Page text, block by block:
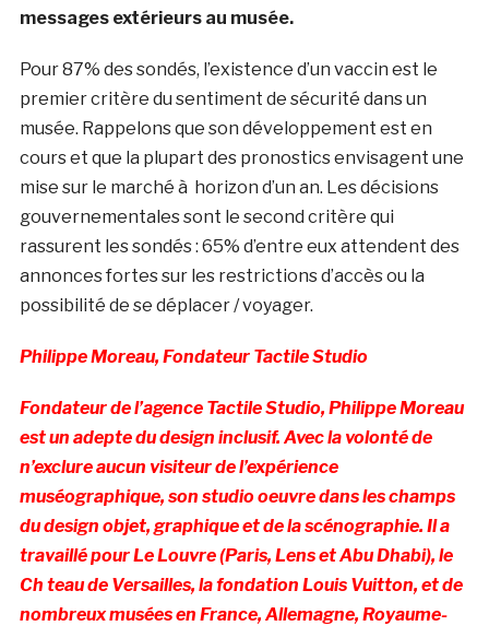
messages extérieurs au musée.
Pour 87% des sondés, l’existence d’un vaccin est le
premier critère du sentiment de sécurité dans un
musée. Rappelons que son développement est en
cours et que la plupart des pronostics envisagent une
mise sur le marché à horizon d’un an. Les décisions
gouvernementales sont le second critère qui
rassurent les sondés : 65% d’entre eux attendent des
annonces fortes sur les restrictions d’accès ou la
possibilité de se déplacer / voyager.
Philippe Moreau, Fondateur Tactile Studio
Fondateur de l’agence Tactile Studio, Philippe Moreau
est un adepte du design inclusif. Avec la volonté de
n’exclure aucun visiteur de l’expérience
muséographique, son studio oeuvre dans les champs
du design objet, graphique et de la scénographie. Il a
travaillé pour Le Louvre (Paris, Lens et Abu Dhabi), le
Ch teau de Versailles, la fondation Louis Vuitton, et de
nombreux musées en France, Allemagne, Royaume-